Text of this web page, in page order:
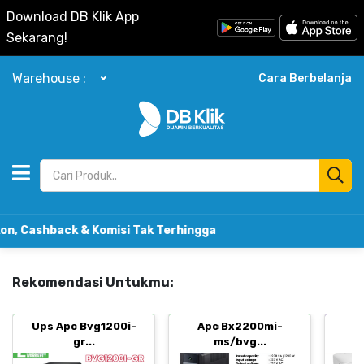
Download DB Klik App
Sekarang!
Warehouse : Cara Berbelanja
& Komisi Tak Terhingga
Rekomendasi Untukmu:
Ups Apc Bvg1200i-
gr...
Apc Bx2200mi-
ms/bvg...